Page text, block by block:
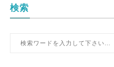
検索